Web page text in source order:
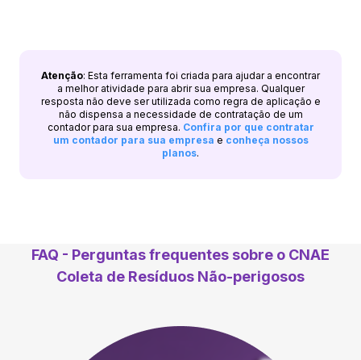
Atenção: Esta ferramenta foi criada para ajudar a encontrar
a melhor atividade para abrir sua empresa. Qualquer
resposta não deve ser utilizada como regra de aplicação e
não dispensa a necessidade de contratação de um
contador para sua empresa. Confira por que contratar
um contador para sua empresa e conheça nossos
planos.
FAQ - Perguntas frequentes sobre o CNAE
Coleta de Resíduos Não-perigosos